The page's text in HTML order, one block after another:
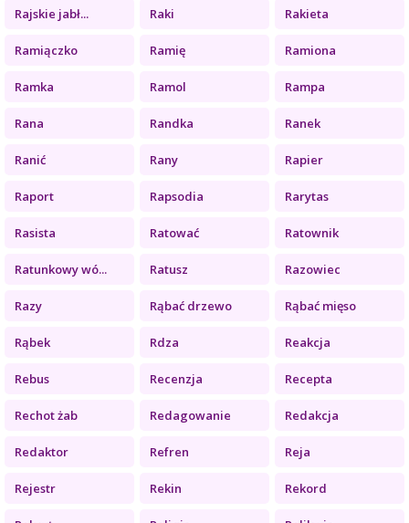
Rajskie jabł... Raki Rakieta
Ramiączko Ramię Ramiona
Ramka Ramol Rampa
Rana Randka Ranek
Ranić Rany Rapier
Raport Rapsodia Rarytas
Rasista Ratować Ratownik
Ratunkowy wó... Ratusz Razowiec
Razy Rąbać drzewo Rąbać mięso
Rąbek Rdza Reakcja
Rebus Recenzja Recepta
Rechot żab Redagowanie Redakcja
Redaktor Refren Reja
Rejestr Rekin Rekord